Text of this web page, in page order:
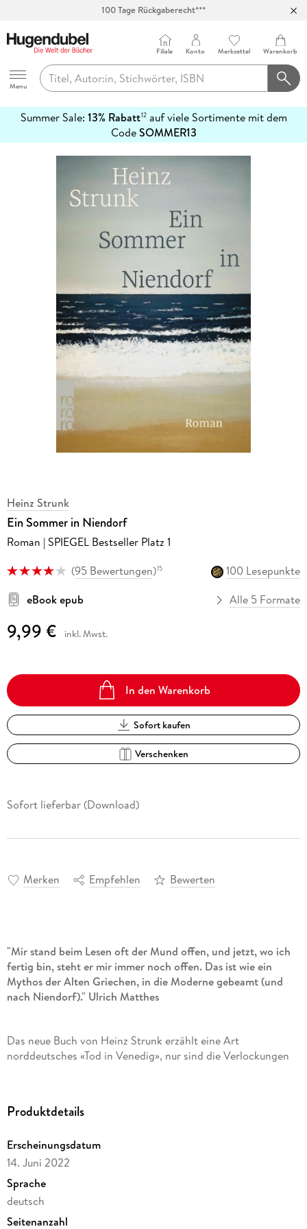
100 Tage Rückgaberecht***
Hugendubel
Menu
Filiale Konto Merkzettel Warenkorb
Summer Sale: 13% Rabatt12auf viele Sortimente mit dem
CodeSOMMER13
erfahren
Heinz Strunk
Ein Sommer in Niendorf
Roman | SPIEGEL Bestseller Platz 1
(95 Bewertungen)15
100 Lesepunkte
eBook epub
Alle 5 Formate
9,99 € inkl. Mwst.
In den Warenkorb
Sofort kaufen
Verschenken
Sofort lieferbar (Download)
Merken Empfehlen Bewerten
"Mir stand beim Lesen oft der Mund offen, und jetzt, wo ich
fertig bin, steht er mir immer noch offen. Das ist wie ein
Mythos der Alten Griechen, in die Moderne gebeamt (und
nach Niendorf)." Ulrich Matthes
Das neue Buch von Heinz Strunk erzählt eine Art
norddeutsches «Tod in Venedig», nur sind die Verlockungen
will ein wichtiges Buch schreiben, eine Abrechnung mit
kleinbürgerlichen Ostseebad wird er seinesgleichen nicht so
leicht über den Weg laufen - gerät er aber bald in die Fänge
eines trotz seiner penetranten Banalität dämonischen Geists:
ein Strandkorbverleiher, der Mann ist außerdem Besitzer des
örtlichen Spirituosengeschäfts. Aus Befremden und
Belästigtsein wird nach und nach Zufallsgemeinschaft und
Produktdetails
Erscheinungsdatum
14. Juni 2022
Sprache
deutsch
Seitenanzahl